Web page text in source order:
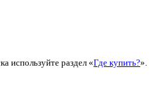
используйте раздел «Где купить?».